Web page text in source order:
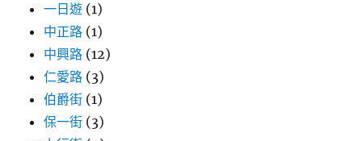
一日遊 (1)
中正路 (1)
中興路 (12)
仁愛路 (3)
伯爵街 (1)
保一街 (3)